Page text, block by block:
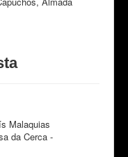
Malaquias
da Cerca -